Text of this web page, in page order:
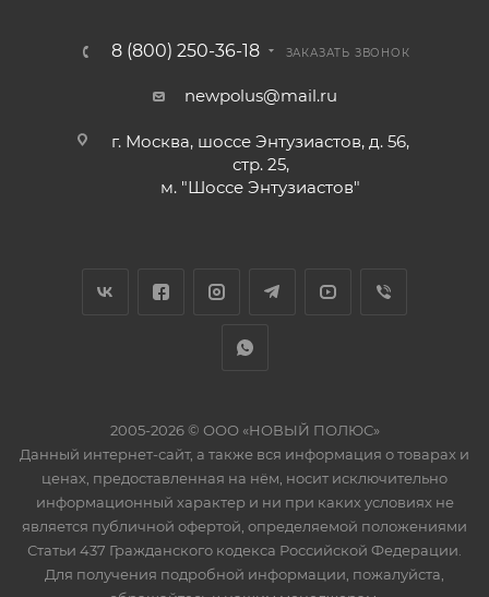
8 (800) 250-36-18 ЗАКАЗАТЬ ЗВОНОК
newpolus@mail.ru
г. Москва, шоссе Энтузиастов, д. 56,
стр. 25,
м. "Шоссе Энтузиастов"
2005-2026 © ООО «НОВЫЙ ПОЛЮС»
Данный интернет-сайт, а также вся информация о товарах и
ценах, предоставленная на нём, носит исключительно
информационный характер и ни при каких условиях не
является публичной офертой, определяемой положениями
Статьи 437 Гражданского кодекса Российской Федерации.
Для получения подробной информации, пожалуйста,